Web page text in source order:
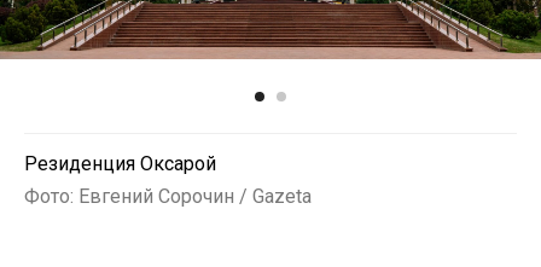
Резиденция Оксарой
Фото: Евгений Сорочин / Gazeta